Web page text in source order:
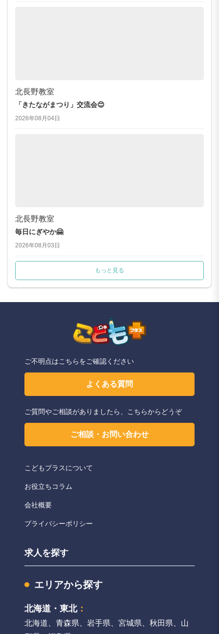
北長野教室
「きたながまつり」交流会😊
2026年08月04日
北長野教室
毎日にぎやか🤗
2026年08月03日
もっと見る
ご不明点はこちらをご確認ください
よくある質問
ご質問やご相談がありましたら、こちらからどうぞ
ご相談・お問い合わせ
こどもプラスについて
お役立ちコラム
会社概要
プライバシーポリシー
求人を探す
エリアから探す
北海道・東北：
北海道 青森県 岩手県 宮城県 秋田県
山